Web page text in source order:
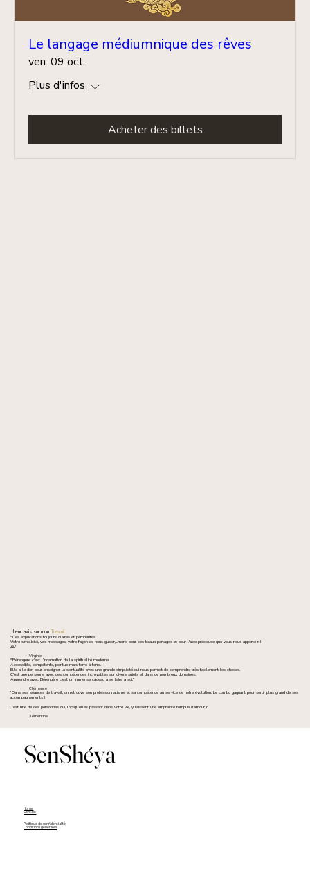
Le langage médiumnique des rêves
ven. 09 oct.
Plus d'infos
Acheter des billets
Leur avis sur monTravail
"Des explications toujours claires et pertinentes.
Votre simplicité, vos messages, votre façon de nous guider,...merci pour ces beaux partages et pour l'aide précieuse que vous nous apportez !
🙏"
Virginie
"Bérengère c’est l’incarnation de la spiritualité moderne.
Accessible, compétente, pointue mais terre à terre.
Elle a le don pour enseigner la spiritualité avec une grande simplicité qui nous permet de comprendre très facilement les choses.
C’est une personne avec des compétences incroyables sur divers sujets et dans de nombreux domaines.
Apprendre avec Bérengère c’est un immense cadeau à se faire a soi."
Clémence
"Dans ses séances de travail, on retrouve son professionnalisme et sa compétence au service de notre évolution. Le combo gagnant pour sortir plus grand de ses
accompagnements !
C’est une de ces personnes qui, lorsqu’elles passent dans votre vie, y laissent une empreinte remplie d’amour !"
Clémentine
SenShéya
Home
Contact
Politique de confidentialité
Conditions générales